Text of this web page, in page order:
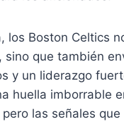
los Boston Celtics
que también
y un liderazgo
huella imborrable
las señales